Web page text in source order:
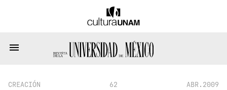
CREACIÓN 62 ABR.2009